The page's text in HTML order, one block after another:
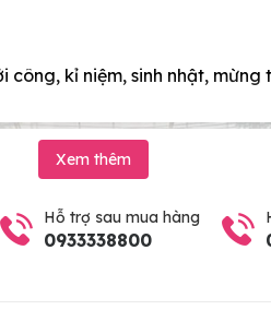
công, kỉ niệm, sinh nhật,
Xem thêm
Hỗ trợ sau mua hàng
0933338800